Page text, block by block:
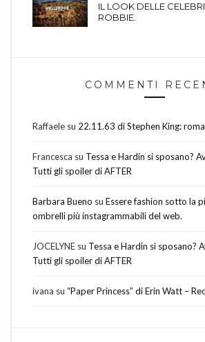
IL LOOK DELLE
ROBBIE.
COMMENTI
Raffaele su 22.11.63 di Stephen King:
Francesca su Tessa e Hardin si sposano?
Tutti gli spoiler di AFTER
Barbara Bueno su Essere fashion sotto la
ombrelli più instagrammabili del web.
JOCELYNE su Tessa e Hardin si sposano?
Tutti gli spoiler di AFTER
ivana su “Paper Princess” di Erin Watt –